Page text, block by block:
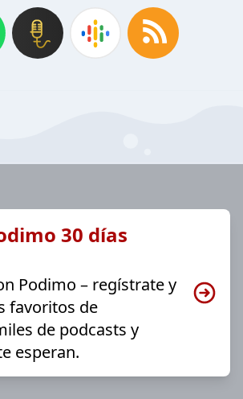
30 días
Podimo – regístrate y
favoritos de
de podcasts y
esperan.